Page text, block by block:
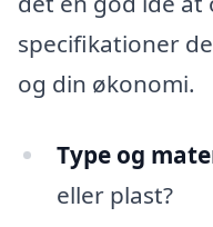
specifikationer
og din økonomi.
Type og
eller plast?